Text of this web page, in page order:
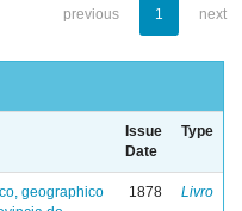
previous 1 next
Issue
Date
Type
geographico
1878 Livro